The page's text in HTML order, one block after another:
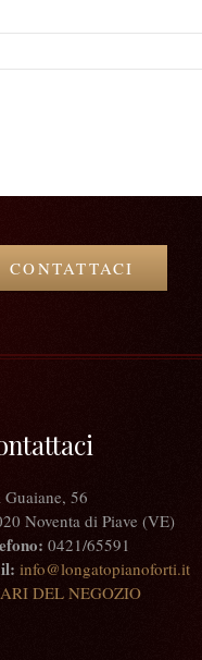
CONTATTACI
56
Noventa di Piave (VE)
0421/65591
info@longatopianoforti.it
DEL NEGOZIO